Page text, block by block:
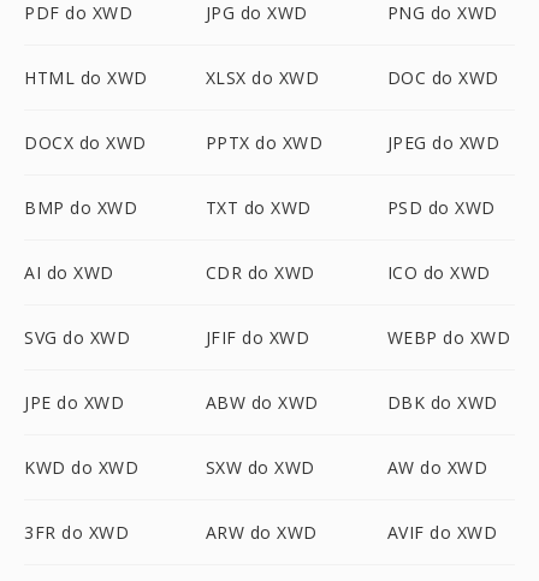
PDF do XWD JPG do XWD PNG do XWD
HTML do XWD XLSX do XWD DOC do XWD
DOCX do XWD PPTX do XWD JPEG do XWD
BMP do XWD TXT do XWD PSD do XWD
AI do XWD CDR do XWD ICO do XWD
SVG do XWD JFIF do XWD WEBP do XWD
JPE do XWD ABW do XWD DBK do XWD
KWD do XWD SXW do XWD AW do XWD
3FR do XWD ARW do XWD AVIF do XWD